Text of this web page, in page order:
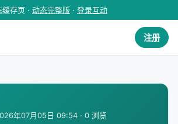
存页 · 动态完整版 · 登录互动
注册
年07月05日 09:54 · 0 浏览